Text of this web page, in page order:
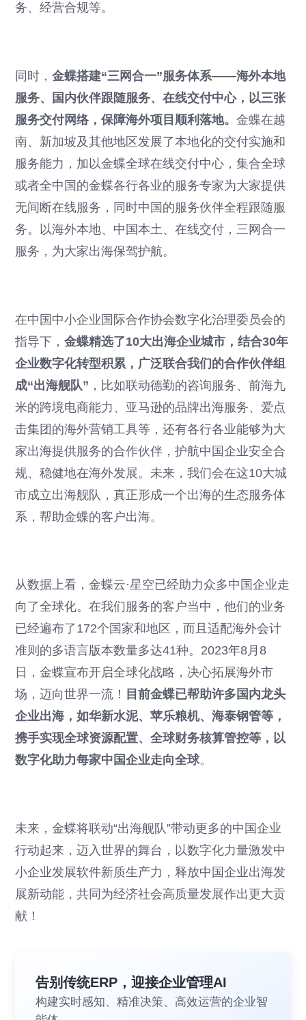
务、经营合规等。
同时，金蝶搭建“三网合一”服务体系——海外本地
服务、国内伙伴跟随服务、在线交付中心，以三张
服务交付网络，保障海外项目顺利落地。金蝶在越
南、新加坡及其他地区发展了本地化的交付实施和
服务能力，加以金蝶全球在线交付中心，集合全球
或者全中国的金蝶各行各业的服务专家为大家提供
无间断在线服务，同时中国的服务伙伴全程跟随服
务。以海外本地、中国本土、在线交付，三网合一
服务，为大家出海保驾护航。
在中国中小企业国际合作协会数字化治理委员会的
指导下，金蝶精选了10大出海企业城市，结合30年
企业数字化转型积累，广泛联合我们的合作伙伴组
成“出海舰队” ，比如联动德勤的咨询服务、前海九
米的跨境电商能力、亚马逊的品牌出海服务、爱点
击集团的海外营销工具等，还有各行各业能够为大
家出海提供服务的合作伙伴，护航中国企业安全合
规、稳健地在海外发展。未来，我们会在这10大城
市成立出海舰队，真正形成一个出海的生态服务体
系，帮助金蝶的客户出海。
从数据上看，金蝶云·星空已经助力众多中国企业走
向了全球化。在我们服务的客户当中，他们的业务
已经遍布了172个国家和地区，而且适配海外会计
准则的多语言版本数量多达41种。2023年8月8
日，金蝶宣布开启全球化战略，决心拓展海外市
场，迈向世界一流！ 目前金蝶已帮助许多国内龙头
企业出海，如华新水泥、苹乐粮机、海泰钢管等，
携手实现全球资源配置、全球财务核算管控等，以
数字化助力每家中国企业走向全球。
未来，金蝶将联动“出海舰队”带动更多的中国企业
行动起来，迈入世界的舞台，以数字化力量激发中
小企业发展软件新质生产力，释放中国企业出海发
展新动能，共同为经济社会高质量发展作出更大贡
献！
告别传统ERP，迎接企业管理AI
构建实时感知、精准决策、高效运营的企业智